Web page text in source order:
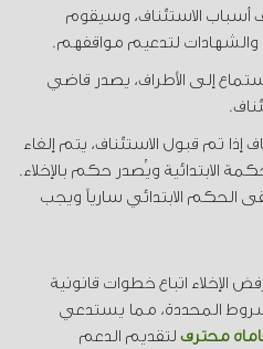
الاستئناف، وسيقوم
والشهادات لتدعيم مواقفهم.
إلى الأطراف، يصدر قاضي
تم قبول الاستئناف، يتم إلغاء
الابتدائية ويُصدر حكم بالإخلاء.
الحكم الابتدائي سارياً ويجب
اتباع خطوات قانونية
المحددة، مما يستدعي
محترف لتقديم الدعم